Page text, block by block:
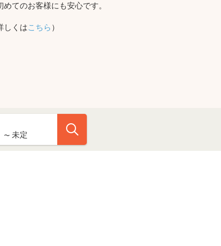
てのお客様にも安心です。
しくはこちら ）